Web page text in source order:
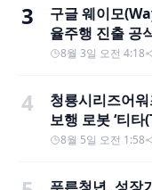
3
구글 웨이모
율주행 진출 공
8월 3일 오전 4:18
4
청룡시리즈어
보행 로봇 ‘티타
8월 5일 오전 1:58